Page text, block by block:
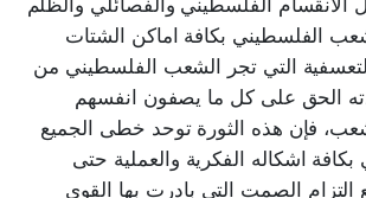
الفلسطيني بكافة اماكن الشتات
التي تجر الشعب الفلسطيني من
الحق على كل ما يصفون انفسهم
فإن هذه الثورة توحد خطى الجميع
اشكاله الفكرية والعملية حتى
التزام الصمت التي بادرت بها القوى